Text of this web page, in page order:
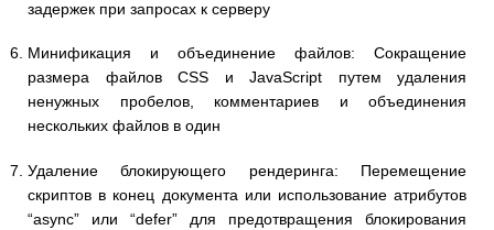
задержек при запросах к серверу
Минификация и объединение файлов: Сокращение
размера файлов CSS и JavaScript путем удаления
ненужных пробелов, комментариев и объединения
нескольких файлов в один
Удаление блокирующего рендеринга: Перемещение
скриптов в конец документа или использование атрибутов
“async” или “defer” для предотвращения блокирования